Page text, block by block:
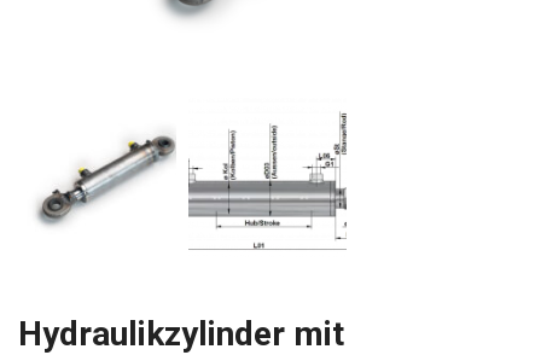
Hydraulikzylinder mit